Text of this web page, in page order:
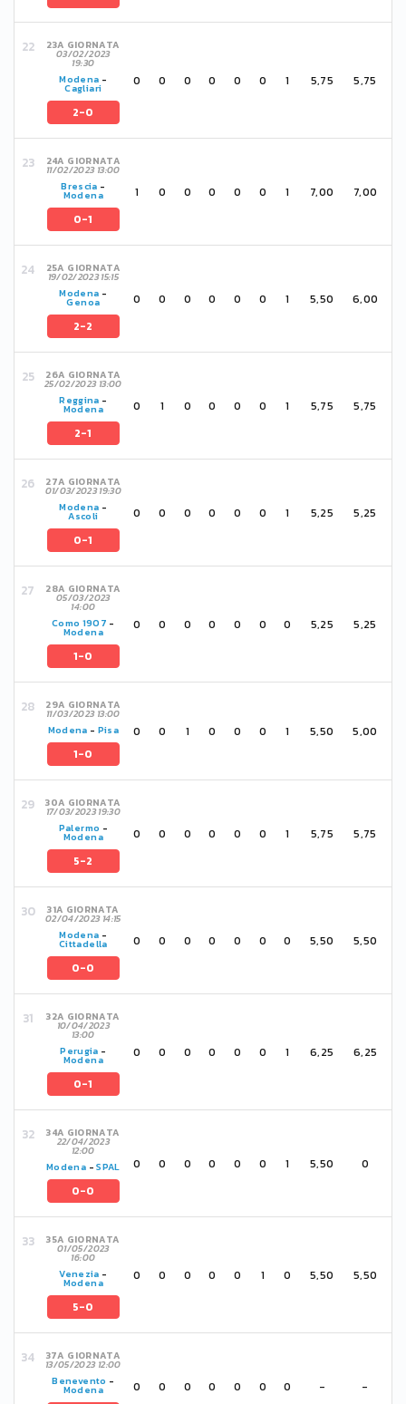
23A GIORNATA
03/02/2023
19:30
Modena -
Cagliari
2-0
0 0 0 0 0 0 1 5,75 5,75
24A GIORNATA
11/02/2023 13:00
Brescia -
Modena
0-1
1 0 0 0 0 0 1 7,00 7,00
25A GIORNATA
19/02/2023 15:15
Modena -
Genoa
2-2
0 0 0 0 0 0 1 5,50 6,00
26A GIORNATA
25/02/2023 13:00
Reggina -
Modena
2-1
0 1 0 0 0 0 1 5,75 5,75
27A GIORNATA
01/03/2023 19:30
Modena -
Ascoli
0-1
0 0 0 0 0 0 1 5,25 5,25
28A GIORNATA
05/03/2023
14:00
Como 1907 -
Modena
1-0
0 0 0 0 0 0 0 5,25 5,25
29A GIORNATA
11/03/2023 13:00
Modena - Pisa
1-0
0 0 1 0 0 0 1 5,50 5,00
30A GIORNATA
17/03/2023 19:30
Palermo -
Modena
5-2
0 0 0 0 0 0 1 5,75 5,75
31A GIORNATA
02/04/2023 14:15
Modena -
Cittadella
0-0
0 0 0 0 0 0 0 5,50 5,50
32A GIORNATA
10/04/2023
13:00
Perugia -
Modena
0-1
0 0 0 0 0 0 1 6,25 6,25
34A GIORNATA
22/04/2023
12:00
Modena -SPAL
0-0
0 0 0 0 0 0 1 5,50 0
35A GIORNATA
01/05/2023
16:00
Venezia -
Modena
5-0
0 0 0 0 0 1 0 5,50 5,50
37A GIORNATA
13/05/2023 12:00
Benevento -
Modena 0 0 0 0 0 0 0 - -